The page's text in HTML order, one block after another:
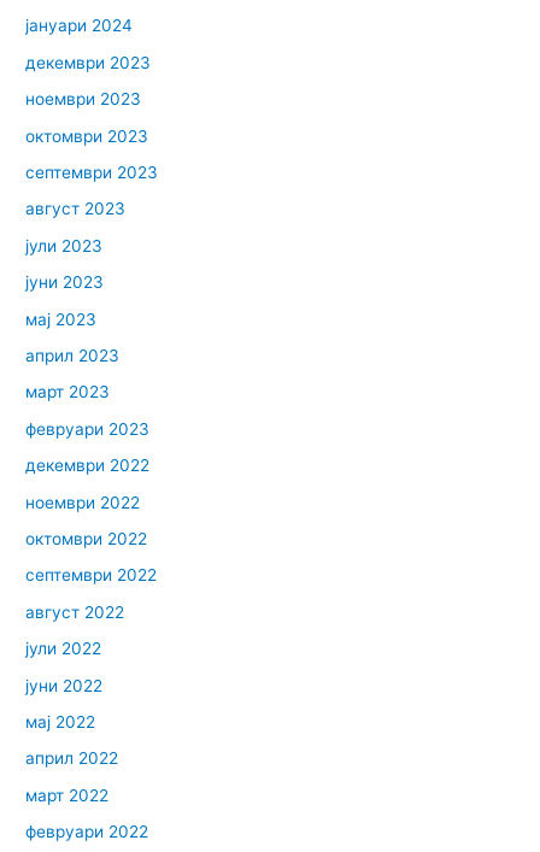
јануари 2024
декември 2023
ноември 2023
октомври 2023
септември 2023
август 2023
јули 2023
јуни 2023
мај 2023
април 2023
март 2023
февруари 2023
декември 2022
ноември 2022
октомври 2022
септември 2022
август 2022
јули 2022
јуни 2022
мај 2022
април 2022
март 2022
февруари 2022